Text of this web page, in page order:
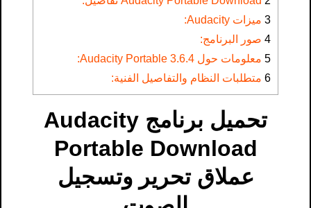
3 ميزات Audacity:
4 صور البرنامج:
5 معلومات حول Audacity Portable 3.6.4:
6 متطلبات النظام والتفاصيل الفنية:
تحميل برنامج Audacity
Portable Download
عملاق تحرير وتسجيل